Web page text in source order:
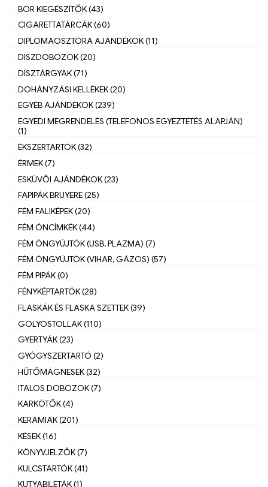
BOR KIEGÉSZÍTŐK (43)
CIGARETTATÁRCÁK (60)
DIPLOMAOSZTÓRA AJÁNDÉKOK (11)
DÍSZDOBOZOK (20)
DÍSZTÁRGYAK (71)
DOHÁNYZÁSI KELLÉKEK (20)
EGYÉB AJÁNDÉKOK (239)
EGYEDI MEGRENDELÉS (TELEFONOS EGYEZTETÉS ALAPJÁN)
(1)
ÉKSZERTARTÓK (32)
ÉRMEK (7)
ESKÜVŐI AJÁNDÉKOK (23)
FAPIPÁK BRUYERE (25)
FÉM FALIKÉPEK (20)
FÉM ÓNCÍMKÉK (44)
FÉM ÖNGYÚJTÓK (USB, PLAZMA) (7)
FÉM ÖNGYÚJTÓK (VIHAR, GÁZOS) (57)
FÉM PIPÁK (0)
FÉNYKÉPTARTÓK (28)
FLASKÁK ÉS FLASKA SZETTEK (39)
GOLYÓSTOLLAK (110)
GYERTYÁK (23)
GYÓGYSZERTARTÓ (2)
HŰTŐMÁGNESEK (32)
ITALOS DOBOZOK (7)
KARKÖTŐK (4)
KERÁMIÁK (201)
KÉSEK (16)
KÖNYVJELZŐK (7)
KULCSTARTÓK (41)
KUTYABILÉTÁK (1)